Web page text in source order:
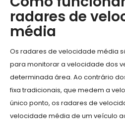
radares de
média
Os radares de velocidade média
para monitorar a velocidade dos
determinada área. Ao contrário
fixa tradicionais, que medem a
único ponto, os radares de
velocidade média de um veículo